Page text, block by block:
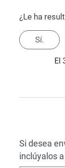
¿Le ha
Sí.
El
Si desea
inclúyalos